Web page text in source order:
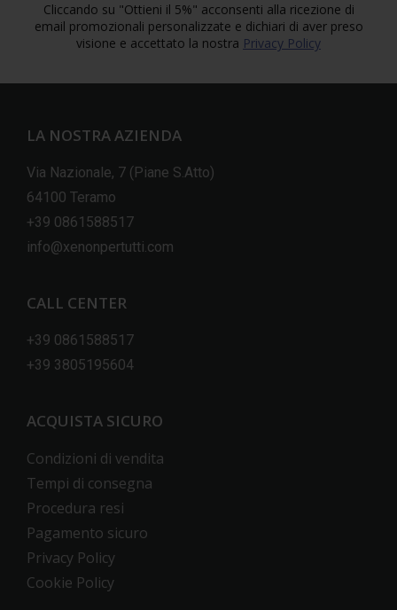
Cliccando su "Ottieni il 5%" acconsenti alla ricezione di
email promozionali personalizzate e dichiari di aver preso
visione e accettato la nostra Privacy Policy
LA NOSTRA AZIENDA
Via Nazionale, 7 (Piane S.Atto)
64100 Teramo
+39 0861588517
info@xenonpertutti.com
CALL CENTER
+39 0861588517
+39 3805195604
ACQUISTA SICURO
Condizioni di vendita
Tempi di consegna
Procedura resi
Pagamento sicuro
Privacy Policy
Cookie Policy